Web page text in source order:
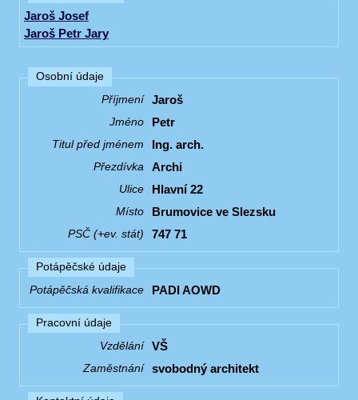
Jaroš Josef
Jaroš Petr Jary
Osobní údaje
Příjmení
Jaroš
Jméno Petr
Titul před jménem Ing. arch.
Přezdívka Archi
Ulice Hlavní 22
Místo Brumovice ve Slezsku
PSČ (+ev. stát) 747 71
Potápěčské údaje
Potápěčská kvalifikace
PADI AOWD
Pracovní údaje
Vzdělání
VŠ
Zaměstnání svobodný architekt